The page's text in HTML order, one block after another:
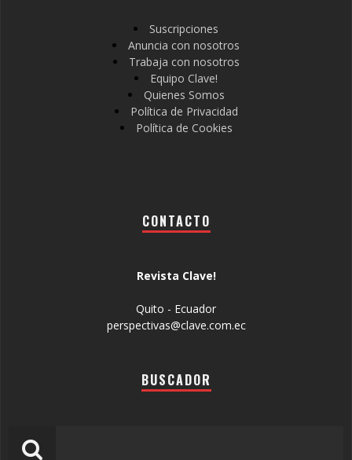
Suscripciones
Anuncia con nosotros
Trabaja con nosotros
Equipo Clave!
Quienes Somos
Política de Privacidad
Política de Cookies
CONTACTO
Revista Clave!
Quito - Ecuador
perspectivas@clave.com.ec
BUSCADOR